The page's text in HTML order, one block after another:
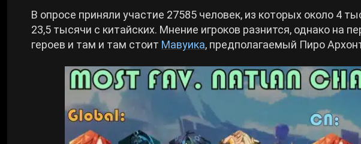
Все игры
В опросе приняли участие 27585 человек, из которых около 4
23,5 тысячи с китайских. Мнение игроков разнится, однако на
героев и там и там стоит Мавуика, предполагаемый Пиро